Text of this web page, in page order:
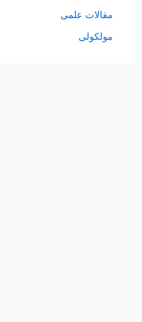
مقالات علمی
مولکولی